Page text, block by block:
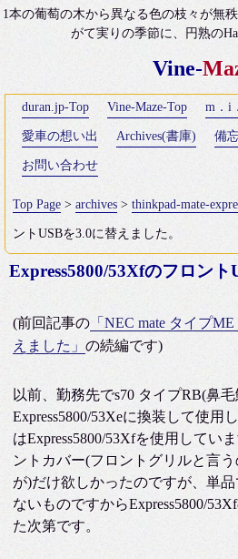
1本の葡萄の木から異なる色の枝々が無
がて実りの季節に、円熟の
Vine-
duran.jp-Top Vine-Maze-Top m．i
愛車の想い出 Archives(書庫) 備
お問い合わせ
Top Page >archives >thinkpad-mate-
ントUSBを3.0に替えました。
(前回記事の 「NEC mate タイプ
えました」の続編です)
以前、勤務先でs70 タイプRB(鼻
Express5800/53Xeに換装して使用
はExpress5800/53Xfを使用してい
ントカバー(フロントグリルと言
が)だけ欲しかったのですが、単
ないものですからExpress5800/
た次第です。